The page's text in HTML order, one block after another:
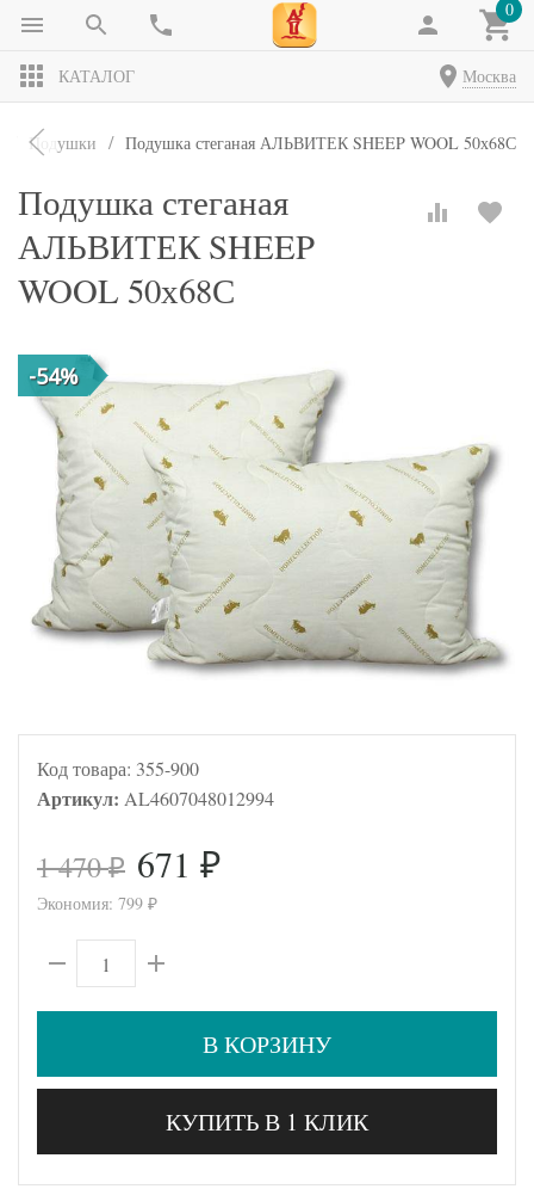
0
КАТАЛОГ Москва
Подушки Подушка стеганая АЛЬВИТЕК SHEEP WOOL 50х68С
Подушка стеганая
АЛЬВИТЕК SHEEP
WOOL 50х68С
-54%
Код товара: 355-900
Артикул: AL4607048012994
1 470₽ 671 ₽
Экономия: 799 ₽
В КОРЗИНУ
КУПИТЬ В 1 КЛИК